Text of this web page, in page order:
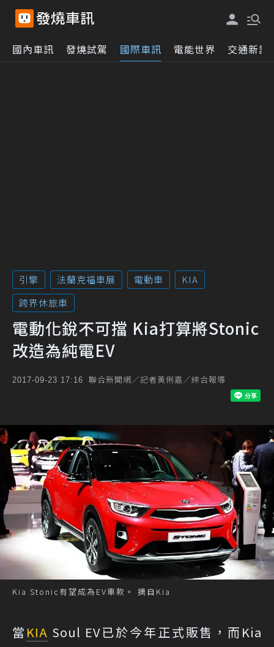
國內車訊 發燒試駕 國際車訊 電能世界 交通新訊
引擎 法蘭克福車展 電動車
KIA
跨界休旅車
電動化銳不可擋 Kia打算將Stonic
改造為純電EV
2017-09-23 17:16 聯合新聞網／記者黃俐嘉／綜合報導
Kia Stonic有望成為EV車款。 摘自Kia
當 KIA Soul EV已於今年正式販售，而Kia